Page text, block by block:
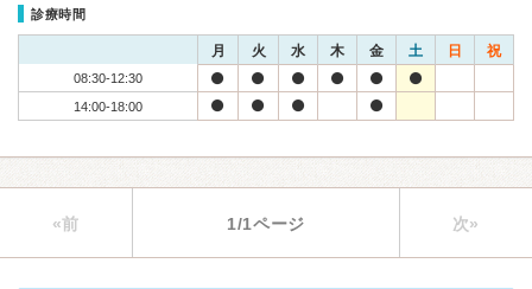
診療時間
月 火 水 木 金 土 日 祝
08:30-12:30
14:00-18:00
«前 1/1ページ 次»